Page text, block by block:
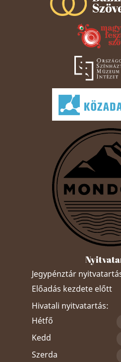
Jegypénztár
Előadás kezdete előtt
Hivatali nyitvatartás:
Hétfő
Kedd
Szerda